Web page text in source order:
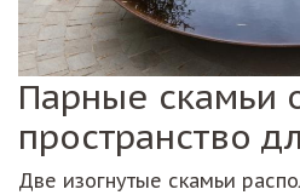
Парные скамьи
пространство
Две изогнутые скамьи